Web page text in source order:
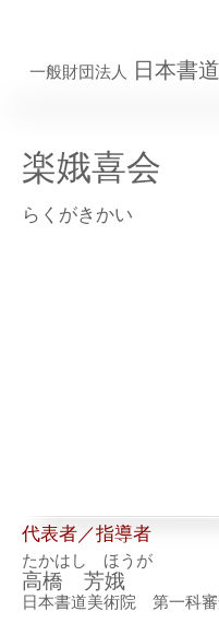
一般財団法人 日本書
楽娥喜会
らくがきかい
代表者／指導者
たかはし ほうが
高橋 芳娥
日本書道美術院 第一科